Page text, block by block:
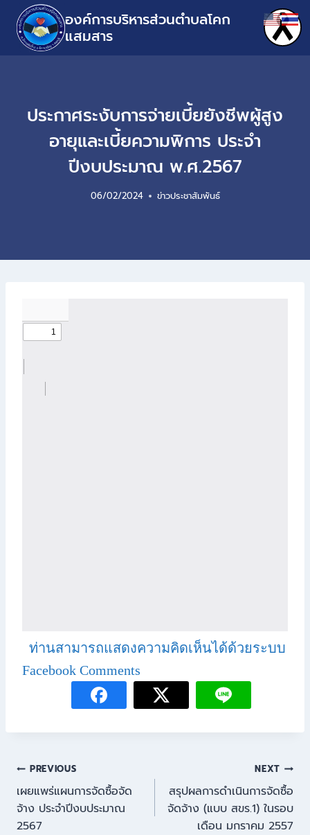
องค์การบริหารส่วนตำบลโคก
แสมสาร
ประกาศระงับการจ่ายเบี้ยยังชีพผู้สูง
อายุและเบี้ยความพิการ ประจำ
ปีงบประมาณ พ.ศ.2567
06/02/2024 ข่าวประชาสัมพันธ์
ท่านสามารถแสดงความคิดเห็นได้ด้วยระบบ
Facebook Comments
PREVIOUS
เผยแพร่แผนการจัดซื้อจัด
จ้าง ประจำปีงบประมาณ
2567
NEXT
สรุปผลการดำเนินการจัดซื้อ
จัดจ้าง (แบบ สขร.1) ในรอบ
เดือน มกราคม 2557